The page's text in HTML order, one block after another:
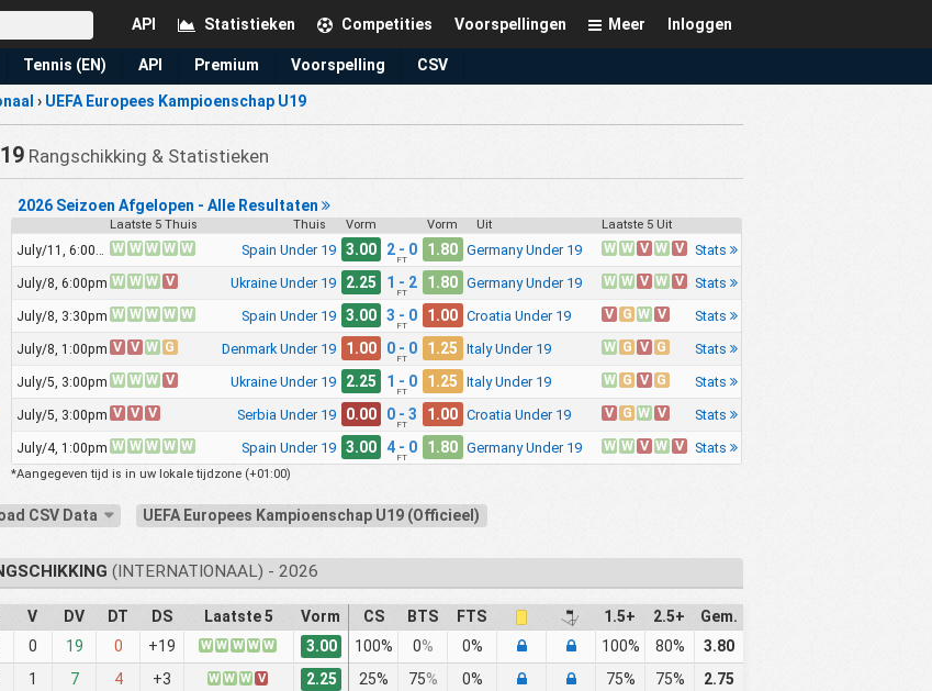
Inloggen
Meer
Voorspellingen
Competities
Statistieken
API
Tennis (EN) API Premium Voorspelling CSV
› UEFA Europees Kampioenschap U19
Rangschikking & Statistieken
2026 Seizoen Afgelopen - Alle Resultaten
Laatste 5 Thuis Thuis Vorm Vorm Uit Laatste 5 Uit
July/11, 6:00pm W W W W W Spain Under 19 3.00 2 - 0
FT
1.80 Germany Under 19 W W V W V Stats
July/8, 6:00pm W W W V Ukraine Under 19 2.25 1 - 2
FT
1.80 Germany Under 19 W W V W V Stats
July/8, 3:30pm W W W W W Spain Under 19 3.00 3 - 0
FT
1.00 Croatia Under 19 V G W V Stats
July/8, 1:00pm V V W G Denmark Under 19 1.00 0 - 0
FT
1.25 Italy Under 19 W G V G Stats
July/5, 3:00pm W W W V Ukraine Under 19 2.25 1 - 0
FT
1.25 Italy Under 19 W G V G Stats
July/5, 3:00pm V V V Serbia Under 19 0.00 0 - 3
FT
1.00 Croatia Under 19 V G W V Stats
July/4, 1:00pm W W W W W Spain Under 19 3.00 4 - 0
FT
1.80 Germany Under 19 W W V W V Stats
*Aangegeven tijd is in uw lokale tijdzone (+01:00)
CSV Data UEFA Europees Kampioenschap U19 (Officieel)
(INTERNATIONAAL) - 2026
V DV DT DS Laatste 5 Vorm CS BTS FTS 1.5+ 2.5+
Gem.
0 19 0 +19 W W W W W 3.00 100% 0% 0% 100% 80%
3.80
1 7 4 +3 W W W V 2.25 25% 75% 0% 75% 75%
2.75